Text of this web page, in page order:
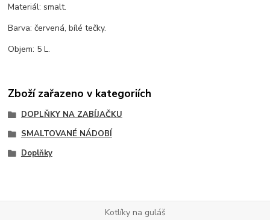
Materiál: smalt.
Barva: červená, bílé tečky.
Objem: 5 L.
Zboží zařazeno v kategoriích
DOPLŇKY NA ZABÍJAČKU
SMALTOVANÉ NÁDOBÍ
Doplňky
Kotlíky na guláš